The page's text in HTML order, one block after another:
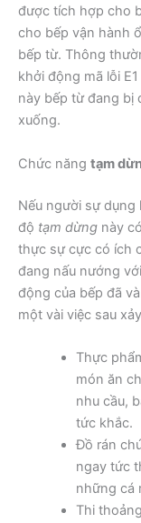
được tích hợp cho
cho bếp vận hành
bếp từ. Thông
khởi động mã lỗi
này bếp từ đang bị
xuống.
Chức năng tạm
Nếu người sự
độ tạm dừng này
thực sự cực có ích
đang nấu nướng
động của bếp đã
một vài việc sau
Thực
món ăn
nhu cầu,
tức khắc.
Đồ rán
ngay tức
những cá
Thi